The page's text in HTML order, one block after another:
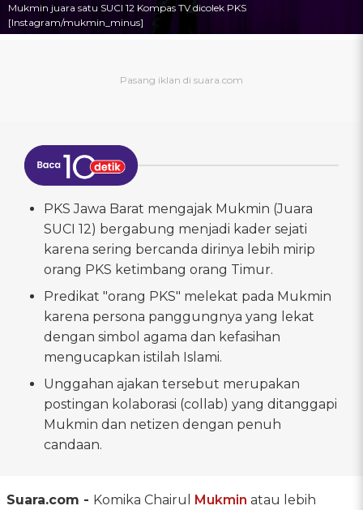
Mukmin juara satu SUCI 12 Kompas TV dicolek PKS
[Instagram/mukmin_minus]
PKS Jawa Barat mengajak Mukmin (Juara
SUCI 12) bergabung menjadi kader sejati
karena sering bercanda dirinya lebih mirip
orang PKS ketimbang orang Timur.
Predikat "orang PKS" melekat pada Mukmin
karena persona panggungnya yang lekat
dengan simbol agama dan kefasihan
mengucapkan istilah Islami.
Unggahan ajakan tersebut merupakan
postingan kolaborasi (collab) yang ditanggapi
Mukmin dan netizen dengan penuh
candaan.
Suara.com - Komika Chairul Mukmin atau lebih